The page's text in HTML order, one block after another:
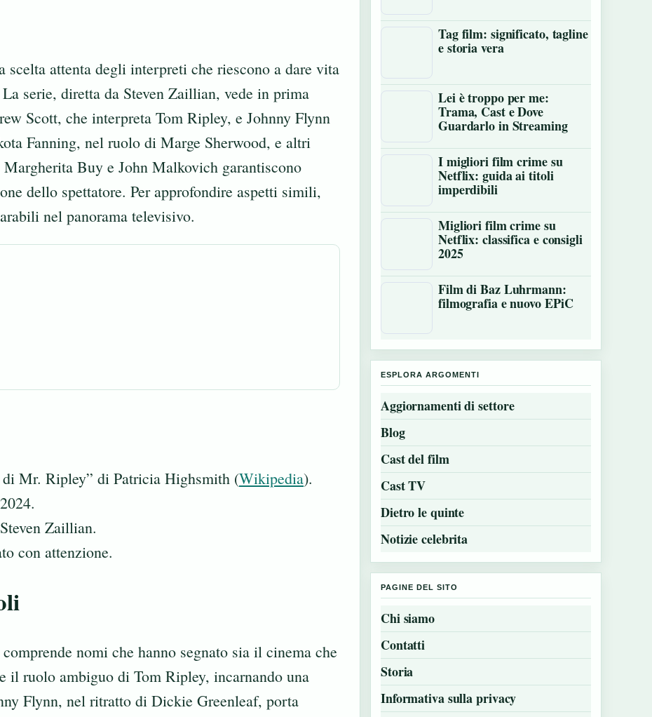
attenta degli interpreti che riescono a dare vita
serie, diretta da Steven Zaillian, vede in prima
Scott, che interpreta Tom Ripley, e Johnny Flynn
Fanning, nel ruolo di Marge Sherwood, e altri
Buy e John Malkovich garantiscono
dello spettatore. Per approfondire aspetti simili,
nel panorama televisivo.
Mr. Ripley” di Patricia Highsmith (Wikipedia).
Zaillian.
con attenzione.
nomi che hanno segnato sia il cinema che
il ruolo ambiguo di Tom Ripley, incarnando una
Flynn, nel ritratto di Dickie Greenleaf, porta
Tag film: significato, tagline
e storia vera
Lei è troppo per me:
Trama, Cast e Dove
Guardarlo in Streaming
I migliori film crime su
Netflix: guida ai titoli
imperdibili
Migliori film crime su
Netflix: classifica e consigli
2025
Film di Baz Luhrmann:
filmografia e nuovo EPiC
ESPLORA ARGOMENTI
Aggiornamenti di settore
Blog
Cast del film
Cast TV
Dietro le quinte
Notizie celebrita
PAGINE DEL SITO
Chi siamo
Contatti
Storia
Informativa sulla privacy